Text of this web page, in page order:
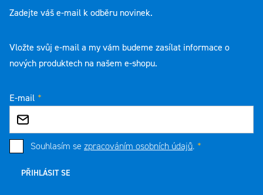
Zadejte váš e-mail k odběru novinek.
Vložte svůj e-mail a my vám budeme zasílat informace o
nových produktech na našem e-shopu.
E-mail
Souhlasím se zpracováním osobních údajů.
PŘIHLÁSIT SE